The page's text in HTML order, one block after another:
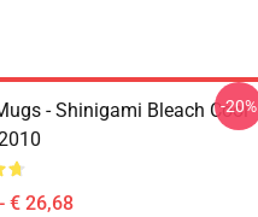
- Shinigami Bleach Cool
€ 26,68
-20%